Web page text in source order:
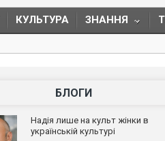
КУЛЬТУРА ЗНАННЯ
БЛОГИ
Надія лише на культ жінки в
українській культурі